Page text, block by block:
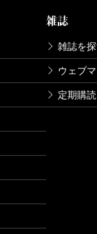
雑誌
雑誌を
ウェブ
定期購読